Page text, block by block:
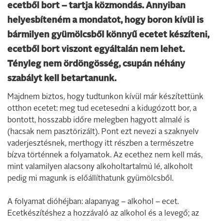
ecetből bort – tartja közmondás. Annyiban
helyesbíteném a mondatot, hogy boron kívül is
bármilyen gyümölcsből könnyű ecetet készíteni,
ecetből bort viszont egyáltalán nem lehet.
Tényleg nem ördöngösség, csupán néhány
szabályt kell betartanunk.
Majdnem biztos, hogy tudtunkon kívül már készítettünk
otthon ecetet: meg tud ecetesedni a kidugózott bor, a
bontott, hosszabb időre melegben hagyott almalé is
(hacsak nem pasztörizált). Pont ezt nevezi a szaknyelv
vaderjesztésnek, merthogy itt részben a természetre
bízva történnek a folyamatok. Az ecethez nem kell más,
mint valamilyen alacsony alkoholtartalmú lé, alkoholt
pedig mi magunk is előállíthatunk gyümölcsből.
A folyamat dióhéjban: alapanyag – alkohol – ecet.
Ecetkészítéshez a hozzávaló az alkohol és a levegő; az